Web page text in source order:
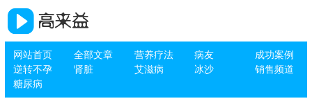
网站首页 全部文章 营养疗法 病友
成功案例
逆转不孕
肾脏 艾滋病 冰沙
销售频道
糖尿病